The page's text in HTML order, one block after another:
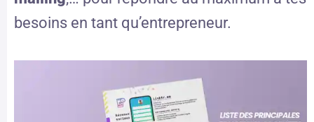
besoins en tant qu’entrepreneur.